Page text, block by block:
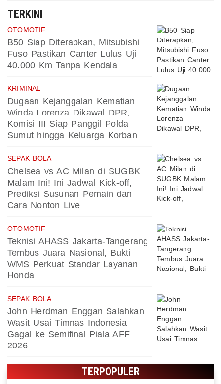
TERKINI
OTOMOTIF
B50 Siap Diterapkan, Mitsubishi
Fuso Pastikan Canter Lulus Uji
40.000 Km Tanpa Kendala
KRIMINAL
Dugaan Kejanggalan Kematian
Winda Lorenza Dikawal DPR,
Komisi III Siap Panggil Polda
Sumut hingga Keluarga Korban
SEPAK BOLA
Chelsea vs AC Milan di SUGBK
Malam Ini! Ini Jadwal Kick-off,
Prediksi Susunan Pemain dan
Cara Nonton Live
OTOMOTIF
Teknisi AHASS Jakarta-Tangerang
Tembus Juara Nasional, Bukti
WMS Perkuat Standar Layanan
Honda
SEPAK BOLA
John Herdman Enggan Salahkan
Wasit Usai Timnas Indonesia
Gagal ke Semifinal Piala AFF
2026
TERPOPULER